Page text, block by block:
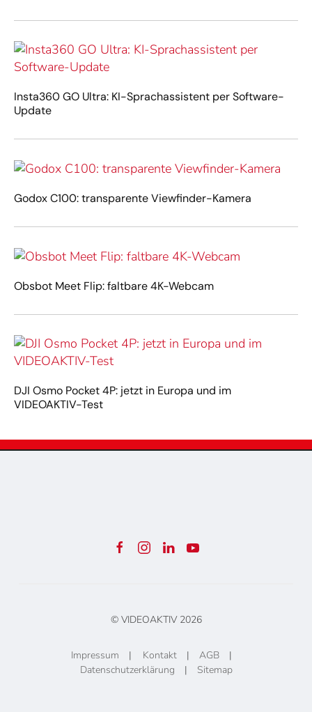
Insta360 GO Ultra: KI-Sprachassistent per Software-
Update
Godox C100: transparente Viewfinder-Kamera
Obsbot Meet Flip: faltbare 4K-Webcam
DJI Osmo Pocket 4P: jetzt in Europa und im
VIDEOAKTIV-Test
© VIDEOAKTIV 2026
Impressum | Kontakt| AGB|
Datenschutzerklärung | Sitemap